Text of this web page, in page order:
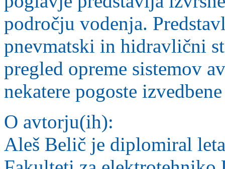
področju vodenja.
pnevmatski in hidravlični
pregled opreme sistemov
nekatere pogoste
O avtorju(ih):
Aleš Belič je diplomiral